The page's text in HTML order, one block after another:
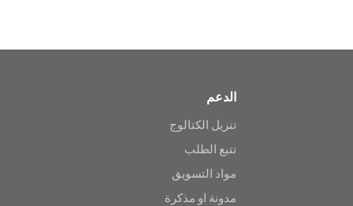
الدعم
تنزيل الكتالوج
تتبع الطلب
مواد التسويق
مدونة او مذكرة